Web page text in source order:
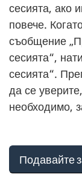
сесията, ако
повече.
съобщение
сесията“,
сесията“.
да се
необходимо,
Подавайте